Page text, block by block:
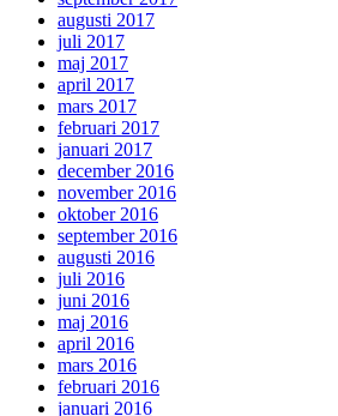
augusti 2017
juli 2017
maj 2017
april 2017
mars 2017
februari 2017
januari 2017
december 2016
november 2016
oktober 2016
september 2016
augusti 2016
juli 2016
juni 2016
maj 2016
april 2016
mars 2016
februari 2016
januari 2016